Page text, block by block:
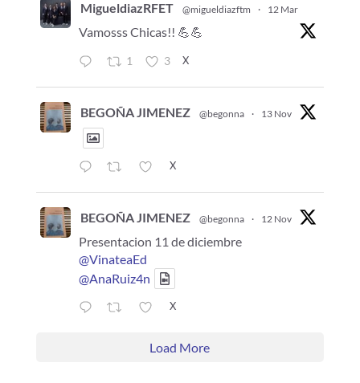
MigueldiazRFET @migueldiazftm · 12 Mar
Vamosss Chicas!! 💪💪
1 3 X
BEGOÑA JIMENEZ @begonna · 13 Nov
X
BEGOÑA JIMENEZ @begonna · 12 Nov
Presentacion 11 de diciembre
@VinateaEd
@AnaRuiz4n
X
Load More